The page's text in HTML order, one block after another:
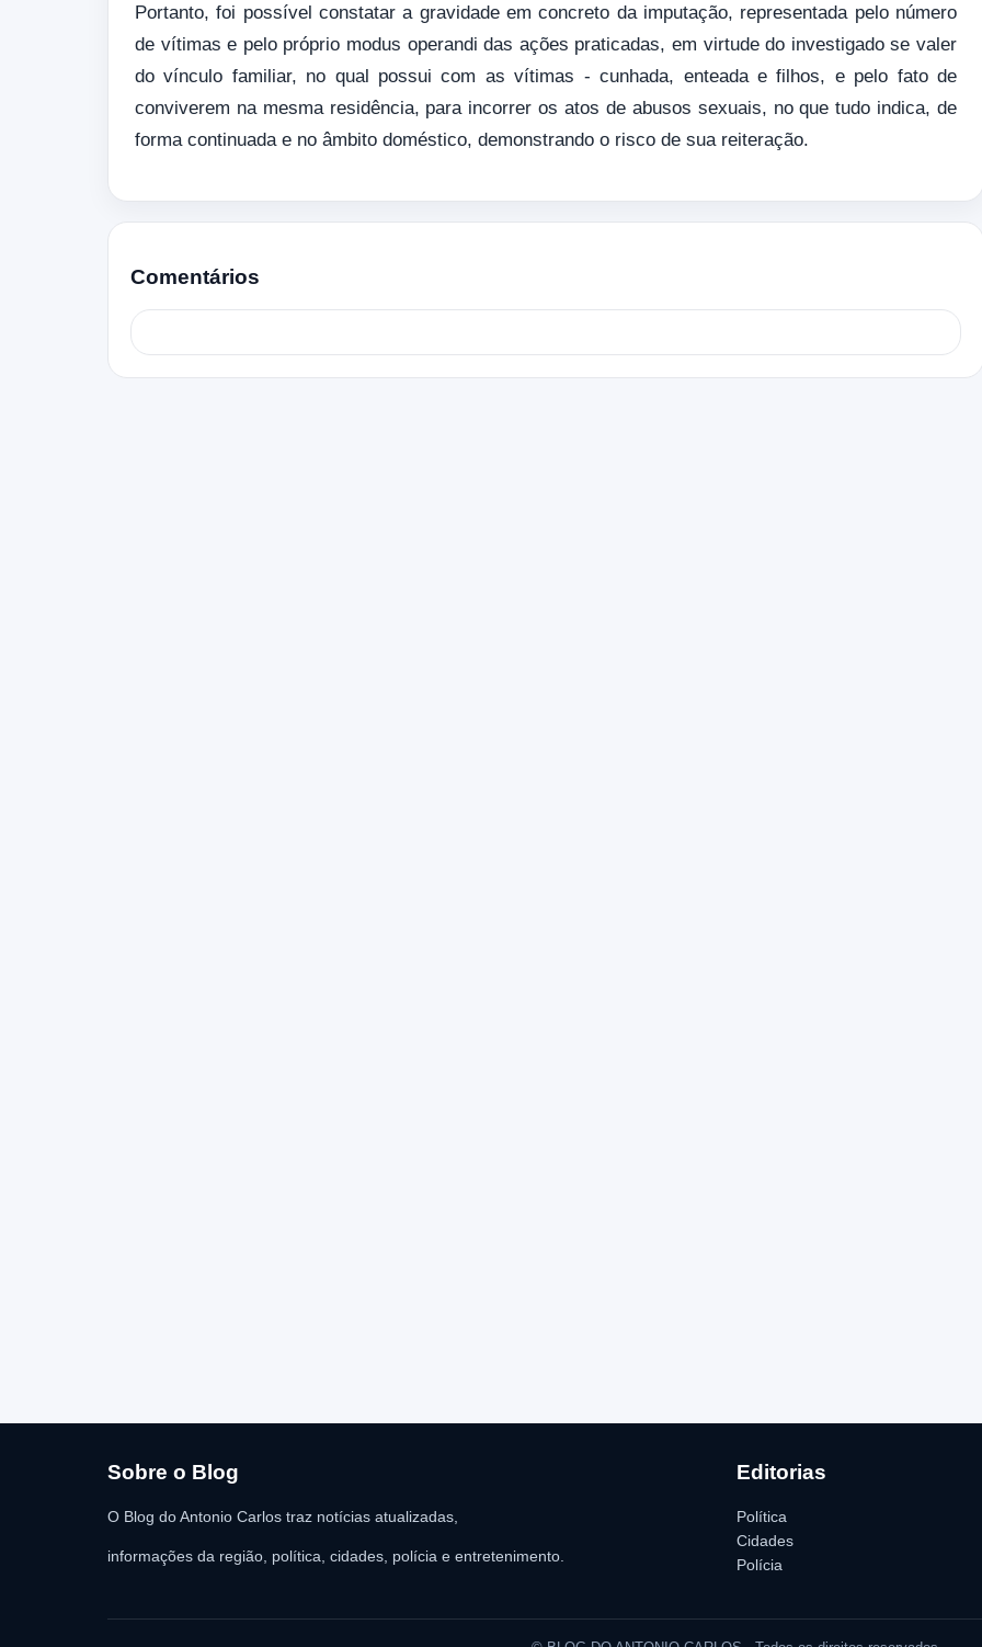
Portanto, foi possível constatar a gravidade em concreto da imputação, representada pelo número
de vítimas e pelo próprio modus operandi das ações praticadas, em virtude do investigado se valer
do vínculo familiar, no qual possui com as vítimas - cunhada, enteada e filhos, e pelo fato de
conviverem na mesma residência, para incorrer os atos de abusos sexuais, no que tudo indica, de
forma continuada e no âmbito doméstico, demonstrando o risco de sua reiteração.
Comentários
Sobre o Blog
O Blog do Antonio Carlos traz notícias atualizadas,
informações da região, política, cidades, polícia e entretenimento.
Editorias
Política
Cidades
Polícia